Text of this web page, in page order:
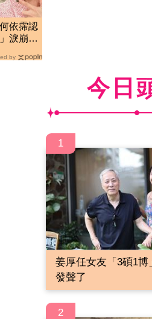
依霈認
淚崩道
by
今日
1
姜厚任女友「3碩1博
發聲了
2